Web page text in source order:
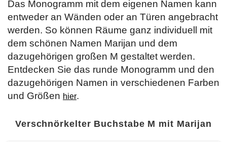
Das Monogramm mit dem eigenen Namen kann
entweder an Wänden oder an Türen angebracht
werden. So können Räume ganz individuell mit
dem schönen Namen Marijan und dem
dazugehörigen großen M gestaltet werden.
Entdecken Sie das runde Monogramm und den
dazugehörigen Namen in verschiedenen Farben
und Größen hier.
Verschnörkelter Buchstabe M mit Marijan